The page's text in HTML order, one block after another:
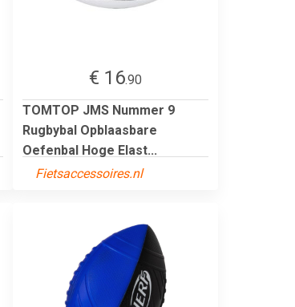
€ 16.90
TOMTOP JMS Nummer 9
Rugbybal Opblaasbare
Oefenbal Hoge Elast...
Fietsaccessoires.nl